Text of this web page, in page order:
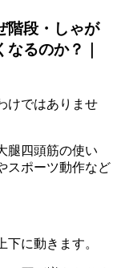
階段・しゃが
るのか？｜
けではありませ
腿四頭筋の使い
スポーツ動作など
に動きます。